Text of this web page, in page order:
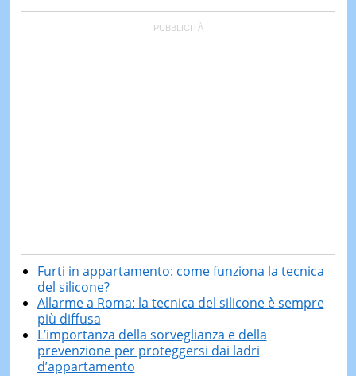
Furti in appartamento: come funziona la tecnica
del silicone?
Allarme a Roma: la tecnica del silicone è sempre
più diffusa
L’importanza della sorveglianza e della
prevenzione per proteggersi dai ladri
d’appartamento